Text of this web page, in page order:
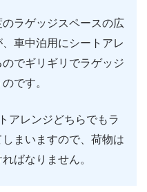
ラゲッジスペースの広
車中泊用にシートアレ
でギリギリでラゲッジ
です。
アレンジどちらでもラ
まいますので、荷物は
ばなりません。